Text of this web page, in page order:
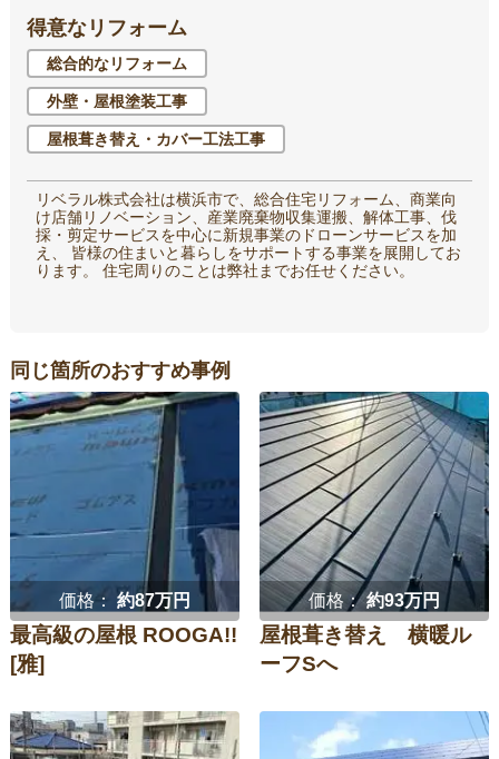
得意なリフォーム
総合的なリフォーム
外壁・屋根塗装工事
屋根葺き替え・カバー工法工事
リベラル株式会社は横浜市で、総合住宅リフォーム、商業向
け店舗リノベーション、産業廃棄物収集運搬、解体工事、伐
採・剪定サービスを中心に新規事業のドローンサービスを加
え、 皆様の住まいと暮らしをサポートする事業を展開してお
ります。 住宅周りのことは弊社までお任せください。
同じ箇所のおすすめ事例
価格：約87万円
最高級の屋根 ROOGA!!
[雅]
価格：約93万円
屋根葺き替え 横暖ル
ーフSへ